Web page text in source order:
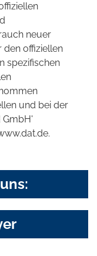
neuer
den offiziellen
spezifischen
und bei der